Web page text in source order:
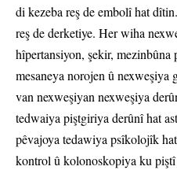
di kezeba reş de embolî hat
reş de derketiye. Her wiha
hîpertansiyon, şekir, mezinbûna
mesaneya norojen û
van nexweşiyan nexweşiya
tedwaiya piştgiriya derûnî hat
pêvajoya tedawiya psîkolojîk
kontrol û kolonoskopiya ku